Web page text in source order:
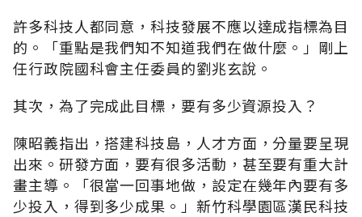
許多科技人都同意，科技發展不應以達成指標為目
的。「重點是我們知不知道我們在做什麼。」剛上
任行政院國科會主任委員的劉兆玄說。
其次，為了完成此目標，要有多少資源投入？
陳昭義指出，搭建科技島，人才方面，分量要呈現
出來。研發方面，要有很多活動，甚至要有重大計
畫主導。「很當一回事地做，設定在幾年內要有多
少投入，得到多少成果。」新竹科學園區漢民科技